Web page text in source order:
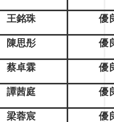
王銘珠 優
陳思彤 優
蔡卓霖 優
譚茜庭 優
梁蓉宸 優